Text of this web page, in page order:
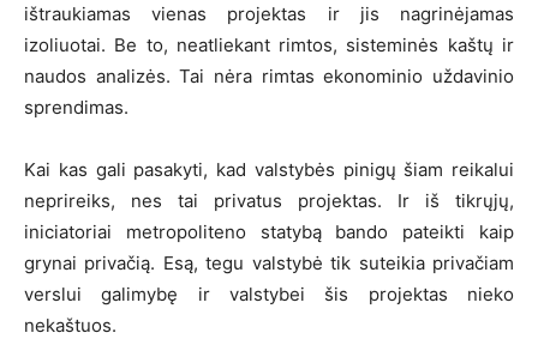
ištraukiamas vienas projektas ir jis nagrinėjamas
izoliuotai. Be to, neatliekant rimtos, sisteminės kaštų ir
naudos analizės. Tai nėra rimtas ekonominio uždavinio
sprendimas.
Kai kas gali pasakyti, kad valstybės pinigų šiam reikalui
neprireiks, nes tai privatus projektas. Ir iš tikrųjų,
iniciatoriai metropoliteno statybą bando pateikti kaip
grynai privačią. Esą, tegu valstybė tik suteikia privačiam
verslui galimybę ir valstybei šis projektas nieko
nekaštuos.